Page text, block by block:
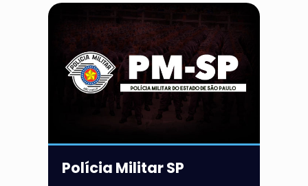
Polícia Militar SP